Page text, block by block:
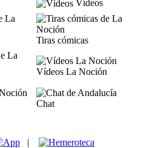
Vídeos
Tiras cómicas
Vídeos La Noción
Chat
|